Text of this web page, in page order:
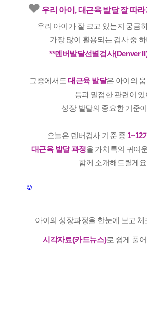
❤️ 우리 아이, 대근육 발달 잘 따
우리 아이가 잘 크고 있는지 궁금
가장 많이 활용되는 검사 중
**덴버발달선별검사(Denver
그중에서도대근육 발달은 아이의
등과 밀접한 관련이 있
성장 발달의 중요한 기준
오늘은 덴버검사 기준 중 1~12
대근육 발달 과정을 가치톡의 귀여
함께 소개해드릴게
☺️
아이의 성장과정을 한눈에 보고 체
시각자료(카드뉴스)로 쉽게 풀